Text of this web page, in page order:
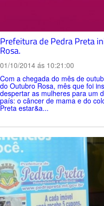
Prefeitura de Pedra Preta
Rosa.
01/10/2014 ás 10:21:00
Com a chegada do mês de
do Outubro Rosa, mês que foi
despertar as mulheres para um
país: o câncer de mama e do
Preta estar&a...